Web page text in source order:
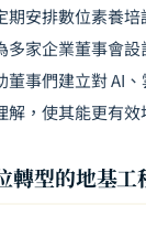
安排數位素養培
多家企業董事會
事們建立對 AI
，使其能更有效
轉型的地基工